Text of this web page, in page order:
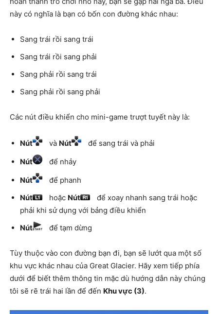
này có nghĩa là bạn có bốn con đường khác nhau:
Sang trái rồi sang trái
Sang trái rồi sang phải
Sang phải rồi sang trái
Sang phải rồi sang phải
Các nút điều khiển cho mini-game trượt tuyết này là:
Nút và Nút
để sang trái và phải
Nút
để nhảy
Nút
để phanh
Nút
hoặc Nút
để xoay nhanh sang trái hoặc
phải khi sử dụng với bảng điều khiển
Nút
để tạm dừng
Tùy thuộc vào con đường bạn đi, bạn sẽ lướt qua một số
khu vực khác nhau của Great Glacier. Hãy xem tiếp phía
dưới để biết thêm thông tin mặc dù hướng dẫn này chúng
tôi sẽ rẽ trái hai lần để đến Khu vực (3).